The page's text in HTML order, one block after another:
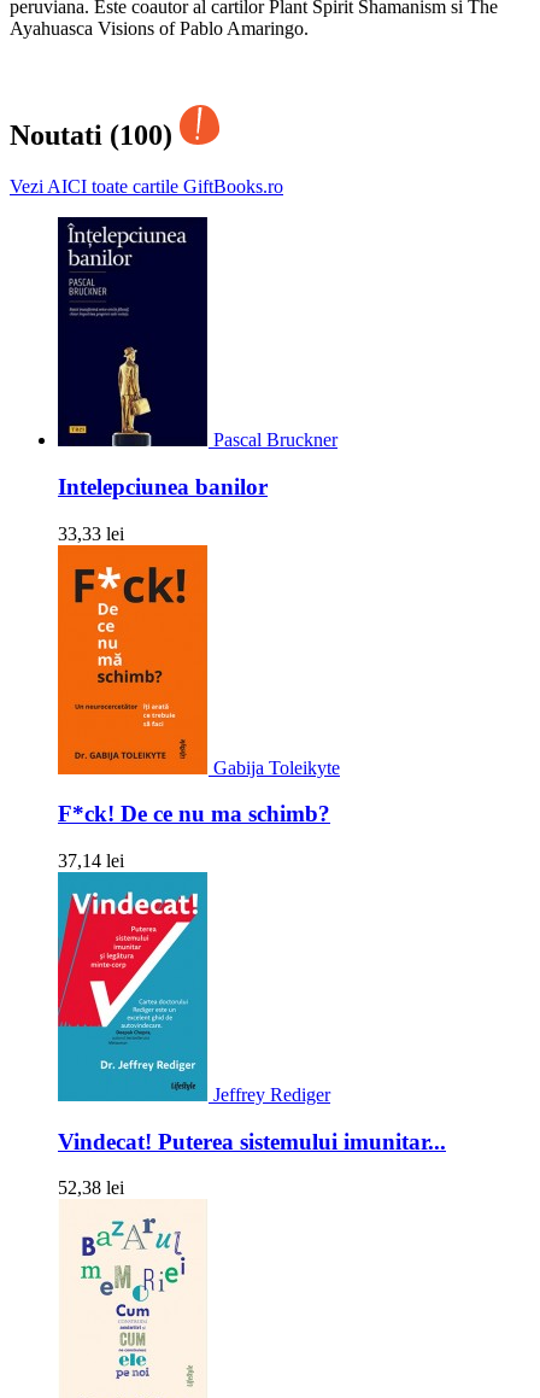
peruviana. Este coautor al cartilor Plant Spirit Shamanism si The
Ayahuasca Visions of Pablo Amaringo.
Noutati (100)
Vezi AICI toate cartile GiftBooks.ro
Pascal Bruckner
Intelepciunea banilor
33,33 lei
Gabija Toleikyte
F*ck! De ce nu ma schimb?
37,14 lei
Jeffrey Rediger
Vindecat! Puterea sistemului imunitar...
52,38 lei